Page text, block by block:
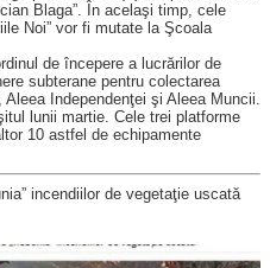
Blaga”. În acelaşi timp, cele
Noi” vor fi mutate la Şcoala
de începere a lucrărilor de
subtera­ne pentru colectarea
Independenţei şi Aleea Muncii.
lunii martie. Cele trei platforme
10 astfel de echipamente
incendiilor de vegetaţie uscată